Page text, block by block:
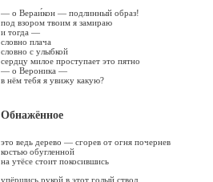
— о Вераи́кон — подлинный образ!
под взором твоим я замираю
и тогда —
словно плача
словно с улыбкой
сердцу милое проступает это пятно
— о Вероника —
в нём тебя я увижу какую?
Обнажённое
это ведь дерево — сгорев от огня почернев
костью обугленной
на утёсе стоит покосившись
упёршись рукой в этот голый ствол